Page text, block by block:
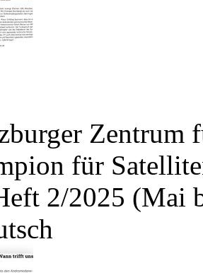
Zentrum
für
2/2025 (Mai